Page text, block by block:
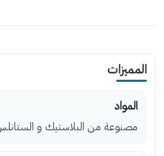
المميزات
المواد
مصنوعة من البلاستيك و